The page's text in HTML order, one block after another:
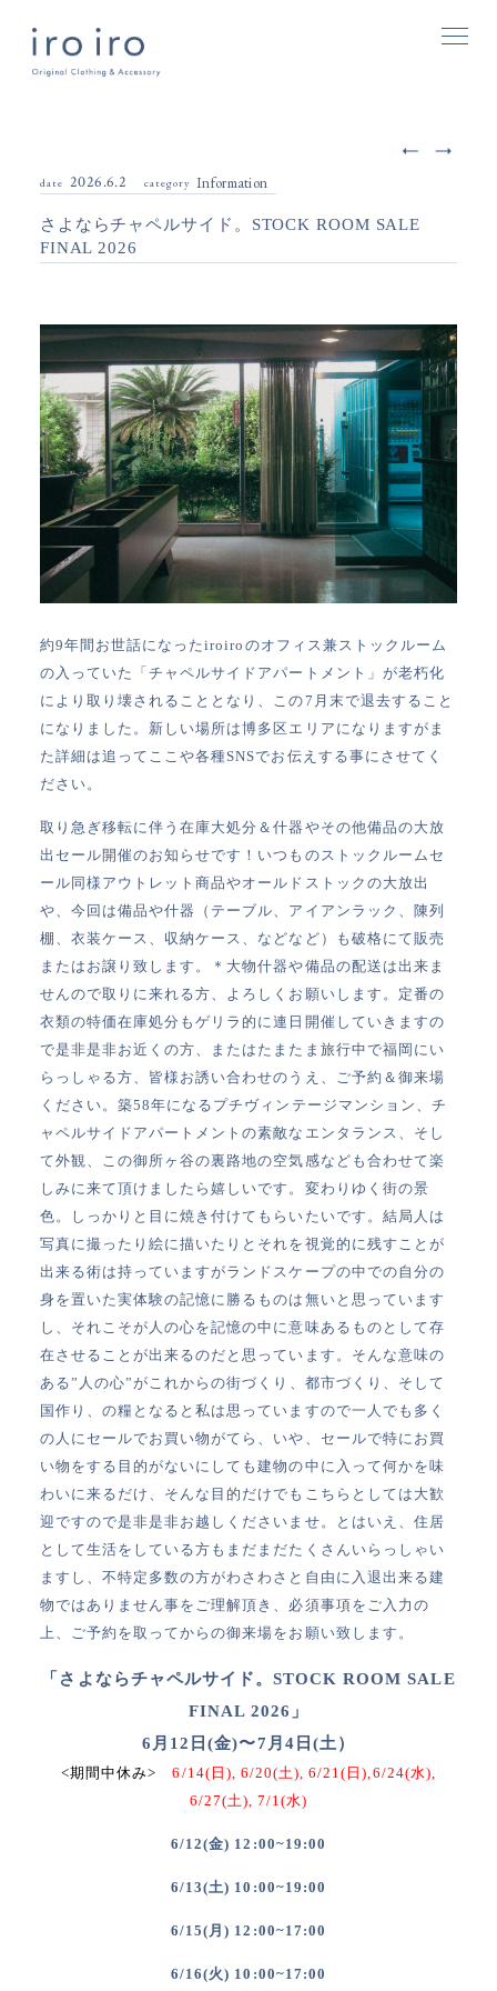
date 2026.6.2 category Information
さよならチャペルサイド。STOCK ROOM SALE
FINAL 2026
約9年間お世話になったiroiroのオフィス兼ストックルーム
の入っていた「チャペルサイドアパートメント」が老朽化
により取り壊されることとなり、この7月末で退去すること
になりました。新しい場所は博多区エリアになりますがま
た詳細は追ってここや各種SNSでお伝えする事にさせてく
ださい。
取り急ぎ移転に伴う在庫大処分＆什器やその他備品の大放
出セール開催のお知らせです！いつものストックルームセ
ール同様アウトレット商品やオールドストックの大放出
や、今回は備品や什器（テーブル、アイアンラック、陳列
棚、衣装ケース、収納ケース、などなど）も破格にて販売
またはお譲り致します。＊大物什器や備品の配送は出来ま
せんので取りに来れる方、よろしくお願いします。定番の
衣類の特価在庫処分もゲリラ的に連日開催していきますの
で是非是非お近くの方、またはたまたま旅行中で福岡にい
らっしゃる方、皆様お誘い合わせのうえ、ご予約＆御来場
ください。築58年になるプチヴィンテージマンション、チ
ャペルサイドアパートメントの素敵なエンタランス、そし
て外観、この御所ヶ谷の裏路地の空気感なども合わせて楽
しみに来て頂けましたら嬉しいです。変わりゆく街の景
色。しっかりと目に焼き付けてもらいたいです。結局人は
写真に撮ったり絵に描いたりとそれを視覚的に残すことが
出来る術は持っていますがランドスケープの中での自分の
身を置いた実体験の記憶に勝るものは無いと思っています
し、それこそが人の心を記憶の中に意味あるものとして存
在させることが出来るのだと思っています。そんな意味の
ある”人の心”がこれからの街づくり、都市づくり、そして
国作り、の糧となると私は思っていますので一人でも多く
の人にセールでお買い物がてら、いや、セールで特にお買
い物をする目的がないにしても建物の中に入って何かを味
わいに来るだけ、そんな目的だけでもこちらとしては大歓
迎ですので是非是非お越しくださいませ。とはいえ、住居
として生活をしている方もまだまだたくさんいらっしゃい
ますし、不特定多数の方がわさわさと自由に入退出来る建
物ではありません事をご理解頂き、必須事項をご入力の
上、ご予約を取ってからの御来場をお願い致します。
「さよならチャペルサイド。STOCK ROOM SALE
FINAL 2026」
6月12日(金)〜7月4日(土）
<期間中休み>6/14(日), 6/20(土), 6/21(日),6/24(水),
6/27(土), 7/1(水)
6/12(金) 12:00~19:00
6/13(土) 10:00~19:00
6/15(月) 12:00~17:00
6/16(火) 10:00~17:00